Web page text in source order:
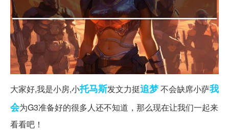
大家好,我是小房,小托马斯发文力挺追梦不会缺席小萨我
会为G3准备好的很多人还不知道，那么现在让我们一起来
看看吧！